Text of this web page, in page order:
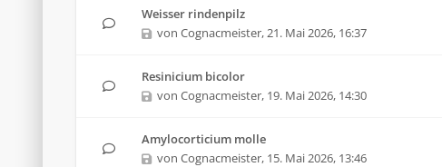
Weisser rindenpilz
von Cognacmeister,21. Mai 2026, 16:37
Resinicium bicolor
von Cognacmeister, 19. Mai 2026, 14:30
Amylocorticium molle
von Cognacmeister, 15. Mai 2026, 13:46